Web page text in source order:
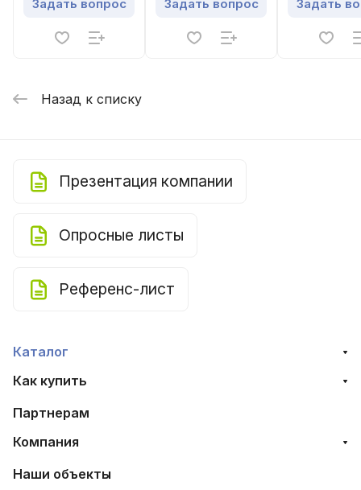
Задать вопрос Задать вопрос Задать
Назад к списку
Презентация компании
Опросные листы
Референс-лист
Каталог
Как купить
Партнерам
Компания
Наши объекты